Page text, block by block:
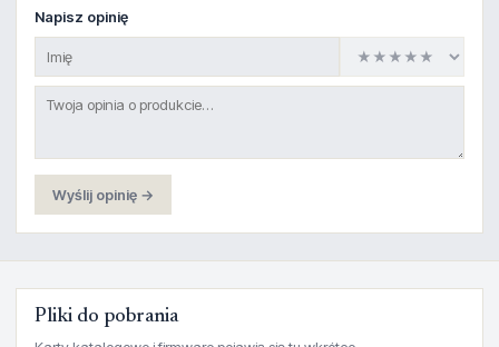
Napisz opinię
Wyślij opinię →
Pliki do pobrania